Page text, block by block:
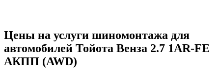
Цены на услуги шиномонтажа для
автомобилей Тойота Венза 2.7 1AR-FE
АКПП (AWD)